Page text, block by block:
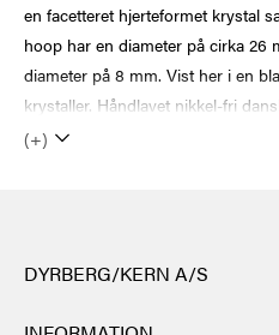
en facetteret hjerteformet krystal
hoop har en diameter på cirka 26
diameter på 8 mm. Vist her i en
krystaller. Håndlavet nikkel-fri
(+)
DYRBERG/KERN A/S
DYRBERG/KERNs produkter er